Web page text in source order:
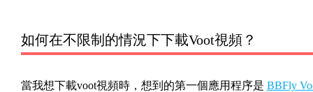
如何在不限制的情況下下載Voot視頻？
當我想下載voot視頻時，想到的第一個應用程序是 BBFly